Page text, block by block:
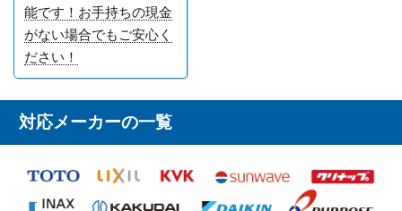
能です！お手持ちの現金
がない場合でもご安心く
ださい！
対応メーカーの一覧